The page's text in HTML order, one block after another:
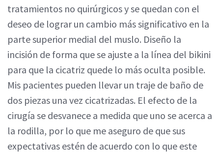
tratamientos no quirúrgicos y se quedan con el
deseo de lograr un cambio más significativo en la
parte superior medial del muslo. Diseño la
incisión de forma que se ajuste a la línea del bikini
para que la cicatriz quede lo más oculta posible.
Mis pacientes pueden llevar un traje de baño de
dos piezas una vez cicatrizadas. El efecto de la
cirugía se desvanece a medida que uno se acerca a
la rodilla, por lo que me aseguro de que sus
expectativas estén de acuerdo con lo que este